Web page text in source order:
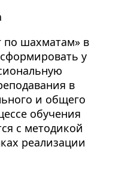
по шахматам» в
у
в
и общего
обучения
с методикой
реализации